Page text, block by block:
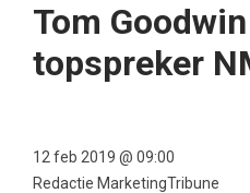
Tom
topspreker
12 feb 2019 @ 09:00
Redactie MarketingTribune